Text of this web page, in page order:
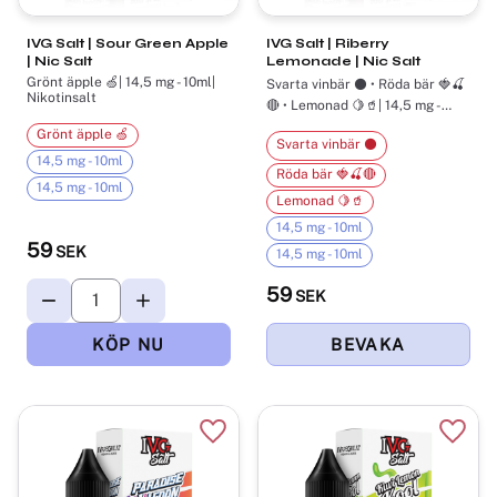
IVG Salt | Sour Green Apple
| Nic Salt
Grönt äpple 🍏| 14,5 mg - 10ml|
Nikotinsalt
59 SEK
Grönt äpple 🍏
14,5 mg - 10ml
14,5 mg - 10ml
IVG Salt | Riberry
Lemonade | Nic Salt
Svarta vinbär ⚫ • Röda bär 🍓🍒
🔴 • Lemonad 🍋🥤| 14,5 mg -
59 SEK
Svarta vinbär ⚫
Röda bär 🍓🍒🔴
Lemonad 🍋🥤
14,5 mg - 10ml
14,5 mg - 10ml
Lägg till i favoriter